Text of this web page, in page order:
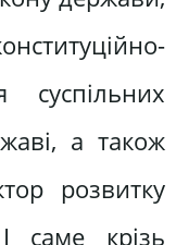
суспільних
а також
розвитку
саме крізь